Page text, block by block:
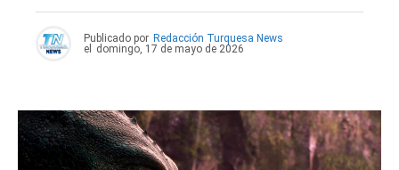
Publicado por Redacción Turquesa News
el
domingo, 17 de mayo de 2026